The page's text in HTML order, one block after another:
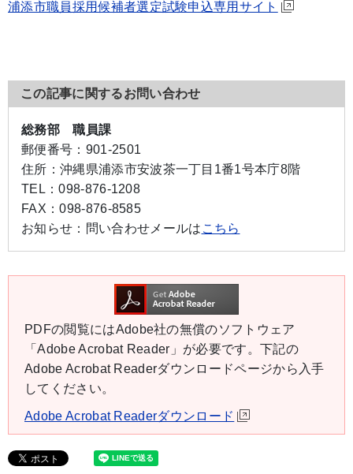
浦添市職員採用候補者選定試験申込専用サイト
この記事に関するお問い合わせ
総務部 職員課
郵便番号： 901-2501
住所： 沖縄県浦添市安波茶一丁目1番1号本庁8階
TEL：098-876-1208
FAX：098-876-8585
お知らせ： 問い合わせメールは こちら
PDFの閲覧にはAdobe社の無償のソフトウェア
「Adobe Acrobat Reader」が必要です。下記の
Adobe Acrobat Readerダウンロードページから入手
してください。
Adobe Acrobat Readerダウンロード